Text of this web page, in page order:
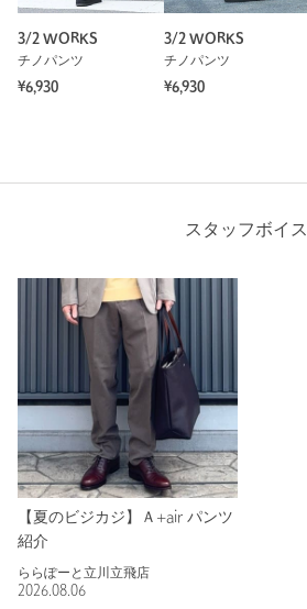
3/2 WORKS
チノパンツ
¥6,930
3/2 WORKS
チノパンツ
¥6,930
スタッフボイス
【夏のビジカジ】Ａ+air パンツ
紹介
ららぽーと立川立飛店
2026.08.06